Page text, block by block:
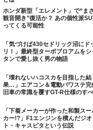
ホンダ新型「エレメント」で“ま
観音開き”復活か？ あの個性派
ってくる可能性
「気づけば430セドリック沼にド
リ！」最終型ターボブロアムをシ
タンで愛し抜く男の物語
「壊れないハコスカを目指した結
果…」エアコン＆電動パワステ完
旧車の常識を覆すGT-R仕様のす
「下着メーカーが作った和製ス
カー!?」F1エンジンを積んだジオ
ト・キャスピタという伝説